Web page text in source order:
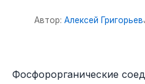
Автор: Алексей Григорьев
Фосфорорганические